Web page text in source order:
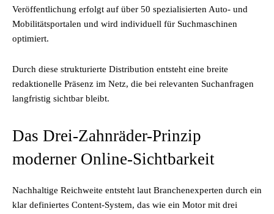
Veröffentlichung erfolgt auf über 50 spezialisierten Auto- und
Mobilitätsportalen und wird individuell für Suchmaschinen
optimiert.
Durch diese strukturierte Distribution entsteht eine breite
redaktionelle Präsenz im Netz, die bei relevanten Suchanfragen
langfristig sichtbar bleibt.
Das Drei-Zahnräder-Prinzip
moderner Online-Sichtbarkeit
Nachhaltige Reichweite entsteht laut Branchenexperten durch ein
klar definiertes Content-System, das wie ein Motor mit drei